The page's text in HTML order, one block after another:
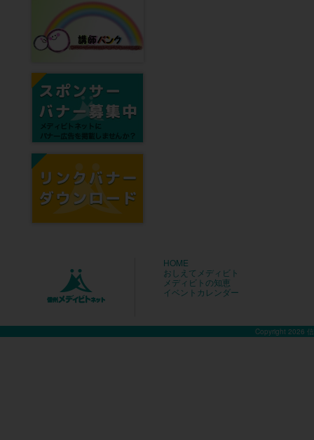
HOME
おしえてメディビト
メディビトの知恵
イベントカレンダー
Copyright 2026